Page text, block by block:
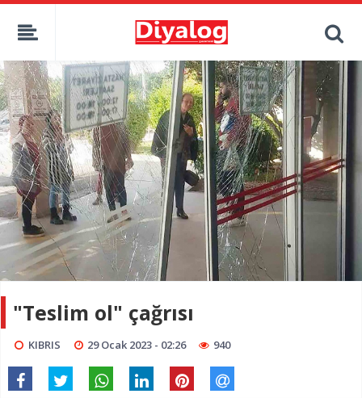
"Teslim ol" çağrısı
KIBRIS 29 Ocak 2023 - 02:26 940